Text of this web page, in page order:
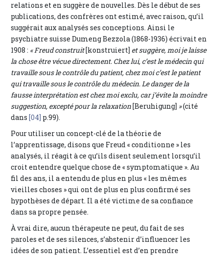
relations et en suggère de nouvelles. Dès le début de ses
publications, des confrères ont estimé, avec raison, qu’il
suggérait aux analysés ses conceptions. Ainsi le
psychiatre suisse Dumeng Bezzola (1868-1936) écrivait en
1908 : « Freud construit[konstruiert] et suggère, moi je laisse
la chose être vécue directement. Chez lui, c’est le médecin qui
travaille sous le contrôle du patient, chez moi c’est le patient
qui travaille sous le contrôle du médecin. Le danger de la
fausse interprétation est chez moi exclu, car j’évite la moindre
suggestion, excepté pour la relaxation[Beruhigung] »(cité
dans[04] p.99).
Pour utiliser un concept-clé de la théorie de
l’apprentissage, disons que Freud « conditionne » les
analysés, il réagit à ce qu’ils disent seulement lorsqu’il
croit entendre quelque chose de « symptomatique ». Au
fil des ans, il a entendu de plus en plus « les mêmes
vieilles choses » qui ont de plus en plus confirmé ses
hypothèses de départ. Il a été victime de sa confiance
dans sa propre pensée.
À vrai dire, aucun thérapeute ne peut, du fait de ses
paroles et de ses silences, s’abstenir d’influencer les
idées de son patient. L’essentiel est d’en prendre